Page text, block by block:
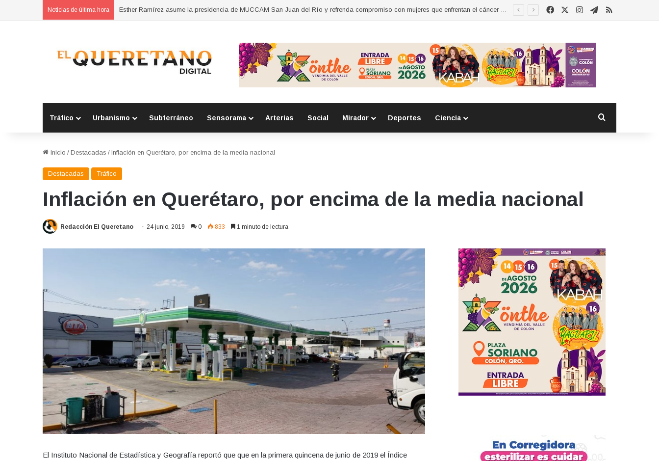
Noticias de última hora Esther Ramírez asume la presidencia de MUCCAM San Juan del Río y refrenda compromiso con mujeres que enfrentan el cáncer de mama FacebookInstagram
Telegram
RSS
Tráfico Urbanismo Subterráneo Sensorama Arterias Social Mirador Deportes Ciencia
Inicio / Destacadas / Inflación en Querétaro, por encima de la media nacional
Destacadas Tráfico
Inflación en Querétaro, por encima de la media nacional
Redacción El Queretano 24 junio, 2019 0 833 1 minuto de lectura
El Instituto Nacional de Estadística y Geografía reportó que que en la primera quincena de junio de 2019 el Índice